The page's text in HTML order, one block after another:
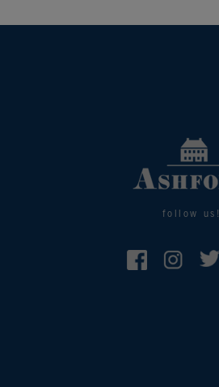
follow us!